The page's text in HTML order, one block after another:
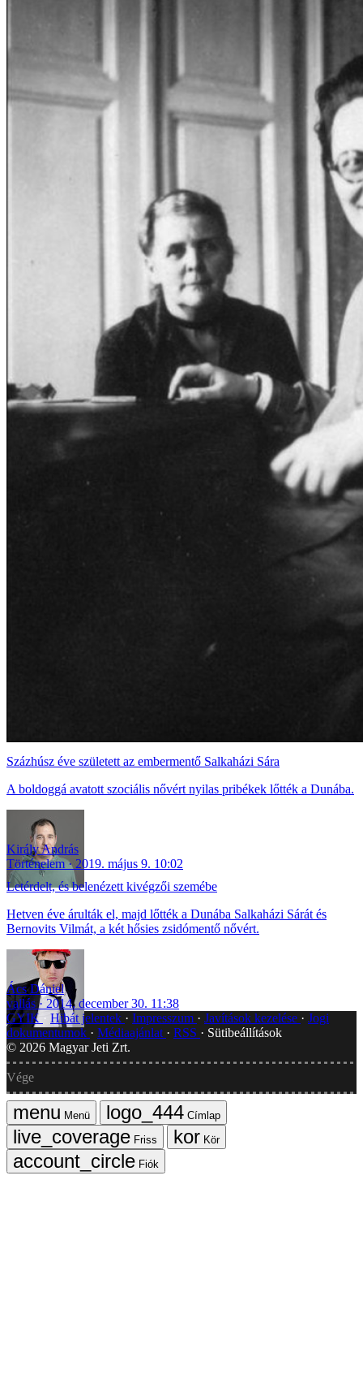
Százhúsz éve született az embermentő Salkaházi Sára
A boldoggá avatott szociális nővért nyilas pribékek lőtték a Dunába.
Király András
Történelem
2019. május 9. 10:02
Letérdelt, és belenézett kivégzői szemébe
Hetven éve árulták el, majd lőtték a Dunába Salkaházi Sárát és
Bernovits Vilmát, a két hősies zsidómentő nővért.
Ács Dániel
vallás
2014. december 30. 11:38
GYIK
Hibát jelentek Impresszum Javítások kezelése
Jogi
dokumentumok
Médiaajánlat RSS
Sütibeállítások
© 2026 Magyar Jeti Zrt.
Vége
Menü
Címlap
Friss
Kör
Fiók